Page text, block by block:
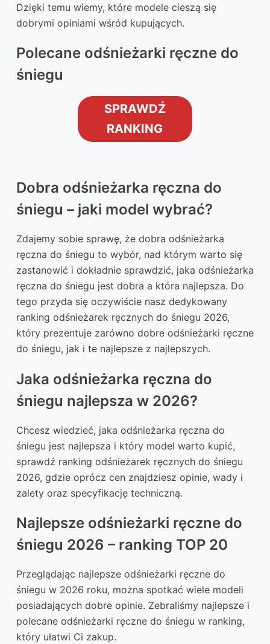
Dzięki temu wiemy, które modele cieszą się
dobrymi opiniami wśród kupujących.
Polecane odśnieżarki ręczne do
śniegu
SPRAWDŹ
RANKING
Dobra odśnieżarka ręczna do
śniegu – jaki model wybrać?
Zdajemy sobie sprawę, że dobra odśnieżarka
ręczna do śniegu to wybór, nad którym warto się
zastanowić i dokładnie sprawdzić, jaka odśnieżarka
ręczna do śniegu jest dobra a która najlepsza. Do
tego przyda się oczywiście nasz dedykowany
ranking odśnieżarek ręcznych do śniegu 2026,
który prezentuje zarówno dobre odśnieżarki ręczne
do śniegu, jak i te najlepsze z najlepszych.
Jaka odśnieżarka ręczna do
śniegu najlepsza w 2026?
Chcesz wiedzieć, jaka odśnieżarka ręczna do
śniegu jest najlepsza i który model warto kupić,
sprawdź ranking odśnieżarek ręcznych do śniegu
2026, gdzie oprócz cen znajdziesz opinie, wady i
zalety oraz specyfikację techniczną.
Najlepsze odśnieżarki ręczne do
śniegu 2026 – ranking TOP 20
Przeglądając najlepsze odśnieżarki ręczne do
śniegu w 2026 roku, można spotkać wiele modeli
posiadających dobre opinie. Zebraliśmy najlepsze i
polecane odśnieżarki ręczne do śniegu w ranking,
który ułatwi Ci zakup.